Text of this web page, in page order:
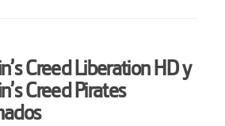
Creed Liberation HD y
Creed Pirates